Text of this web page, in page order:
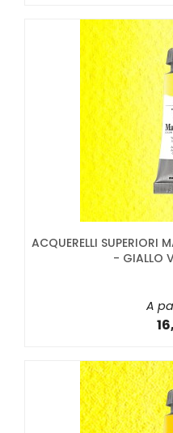
ACQUERELLI SUPERIORI
- GIALLO
A